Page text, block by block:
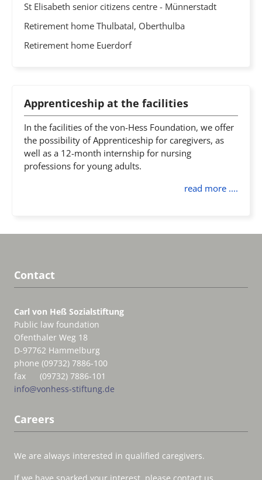
St Elisabeth senior citizens centre - Münnerstadt
Retirement home Thulbatal, Oberthulba
Retirement home Euerdorf
Apprenticeship at the facilities
In the facilities of the von-Hess Foundation, we offer
the possibility of Apprenticeship for caregivers, as
well as a 12-month internship for nursing
professions for young adults.
read more ....
Contact
Carl von Heß Sozialstiftung
Public law foundation
Ofenthaler Weg 18
D-97762 Hammelburg
phone (09732) 7886-100
fax (09732) 7886-101
info@vonhess-stiftung.de
Careers
We are always interested in qualified caregivers.